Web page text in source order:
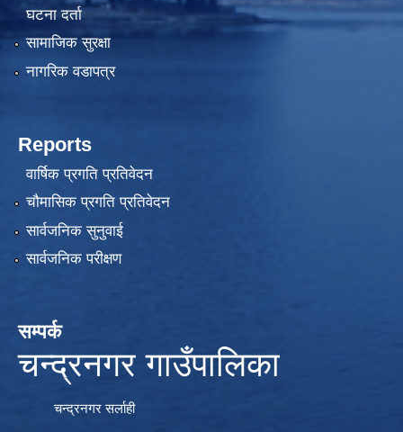
घटना दर्ता
सामाजिक सुरक्षा
नागरिक वडापत्र
Reports
वार्षिक प्रगति प्रतिवेदन
चौमासिक प्रगति प्रतिवेदन
सार्वजनिक सुनुवाई
सार्वजनिक परीक्षण
सम्पर्क
चन्द्रनगर गाउँपालिका
चन्द्रनगर सर्लाही